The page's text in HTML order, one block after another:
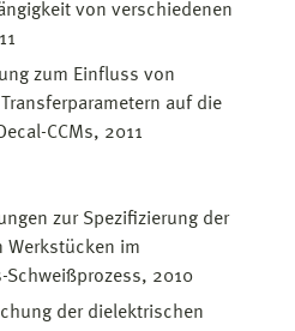
von verschiedenen
zum Einfluss von
auf die
CCMs, 2011
zur Spezifizierung der
Werkstücken im
Schweißprozess, 2010
der dielektrischen